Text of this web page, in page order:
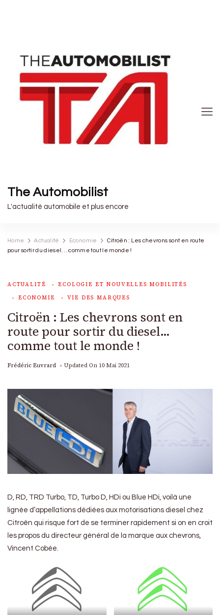
The Automobilist
L'actualité automobile et plus encore
Home Actualité Economie
Citroën : Les chevrons sont en route
pour sortir du diesel… comme tout le monde !
ACTUALITÉ
ECOLOGIE ET NOUVELLES MOBILITÉS
ECONOMIE
VIE DES MARQUES
Citroën : Les chevrons sont en
route pour sortir du diesel…
comme tout le monde !
Frédéric Euvrard Updated On 10 Mai 2021
D, RD, TRD Turbo, TD, Turbo D, HDi ou Blue HDi, voilà une
lignée d’appellations dédiées aux motorisations diesel chez
Citroën qui risque fort de se terminer rapidement si on en croit
les propos du directeur général de la marque aux chevrons,
Vincent Cobée.